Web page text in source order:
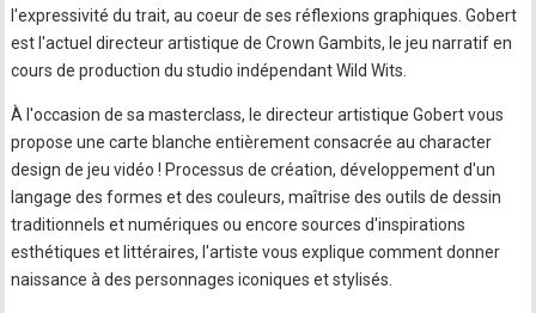
l'expressivité du trait, au coeur de ses réflexions graphiques. Gobert
est l'actuel directeur artistique de Crown Gambits, le jeu narratif en
cours de production du studio indépendant Wild Wits.
À l'occasion de sa masterclass, le directeur artistique Gobert vous
propose une carte blanche entièrement consacrée au character
design de jeu vidéo ! Processus de création, développement d'un
langage des formes et des couleurs, maîtrise des outils de dessin
traditionnels et numériques ou encore sources d'inspirations
esthétiques et littéraires, l'artiste vous explique comment donner
naissance à des personnages iconiques et stylisés.